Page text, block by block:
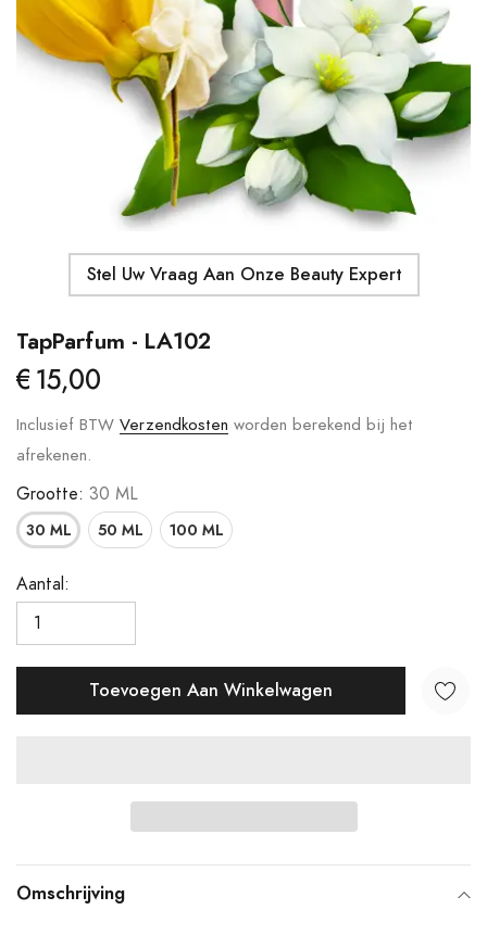
Stel Uw Vraag Aan Onze Beauty Expert
TapParfum - LA102
€15,00
Inclusief BTW Verzendkosten worden berekend bij het
afrekenen.
Grootte: 30 ML
30 ML 50 ML 100 ML
Aantal:
Toevoegen Aan Winkelwagen
toegevoegen
Omschrijving
Moroccanoil - Body Butter